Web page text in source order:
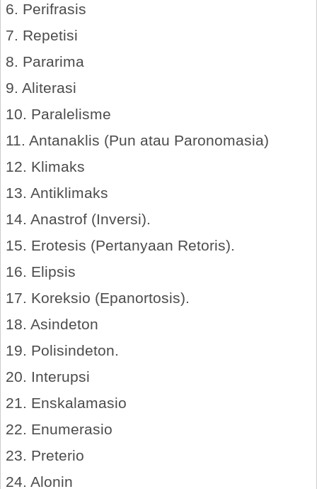
6. Perifrasis
7. Repetisi
8. Pararima
9. Aliterasi
10. Paralelisme
11. Antanaklis (Pun atau Paronomasia)
12. Klimaks
13. Antiklimaks
14. Anastrof (Inversi).
15. Erotesis (Pertanyaan Retoris).
16. Elipsis
17. Koreksio (Epanortosis).
18. Asindeton
19. Polisindeton.
20. Interupsi
21. Enskalamasio
22. Enumerasio
23. Preterio
24. Alonin